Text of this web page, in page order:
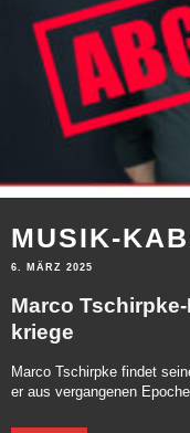
MUSIK-
6. MÄRZ 2025
Marco
kriege
Marco Tschirpke findet
er aus vergangenen